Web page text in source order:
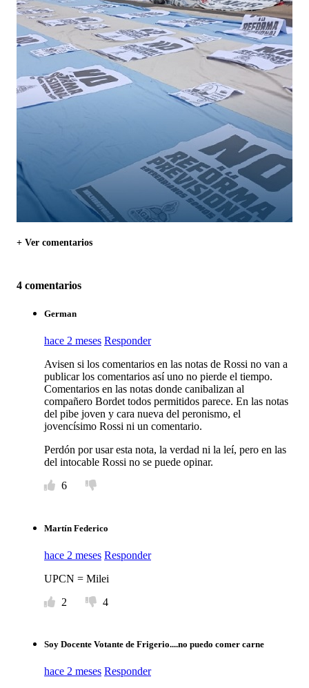
+ Ver comentarios
4 comentarios
German
hace 2 meses Responder
Avisen si los comentarios en las notas de Rossi no van a
publicar los comentarios así uno no pierde el tiempo.
Comentarios en las notas donde canibalizan al
compañero Bordet todos permitidos parece. En las notas
del pibe joven y cara nueva del peronismo, el
jovencísimo Rossi ni un comentario.
Perdón por usar esta nota, la verdad ni la leí, pero en las
del intocable Rossi no se puede opinar.
6
Martín Federico
hace 2 meses Responder
UPCN = Milei
2
4
Soy Docente Votante de Frigerio....no puedo comer carne
hace 2 meses Responder